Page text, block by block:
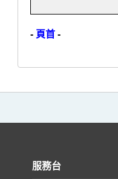
- 頁首 -
服務台